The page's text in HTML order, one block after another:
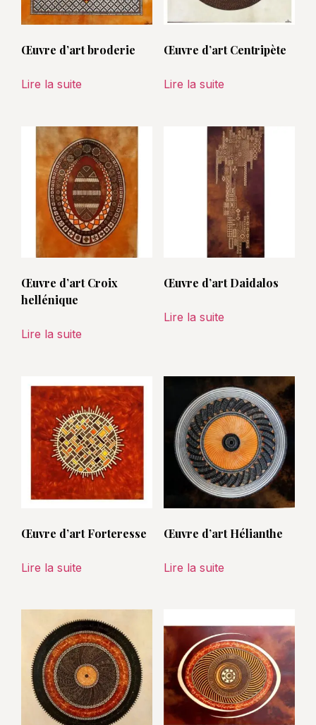
Œuvre d’art broderie
Lire la suite
Œuvre d’art Centripète
Lire la suite
Œuvre d’art Croix
hellénique
Lire la suite
Œuvre d’art Daidalos
Lire la suite
Œuvre d’art Forteresse
Lire la suite
Œuvre d’art Hélianthe
Lire la suite